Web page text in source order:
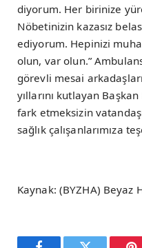
diyorum. Her birinize
Nöbetinizin kazasız
ediyorum. Hepinizi
olun, var olun.”
görevli mesai
yıllarını kutlayan
fark etmeksizin
sağlık çalışanlarımıza
Kaynak: (BYZHA) Beyaz